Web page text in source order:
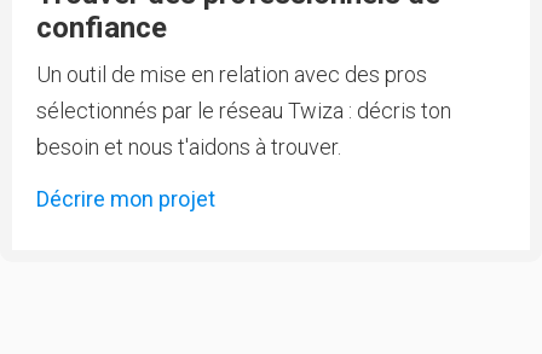
confiance
Un outil de mise en relation avec des pros
sélectionnés par le réseau Twiza : décris ton
besoin et nous t'aidons à trouver.
Décrire mon projet